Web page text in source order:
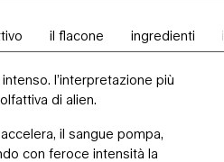
il flacone ingredienti
l’interpretazione più
di alien.
il sangue pompa,
con feroce intensità la